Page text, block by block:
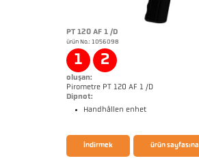
PT 120 AF 1 /D
ürün No.: 1056098
1 2
oluşan:
Pirometre PT 120 AF 1 /D
Dipnot:
Handhållen enhet
broşür CellaPort PT
İndirmek ürün sayfasına